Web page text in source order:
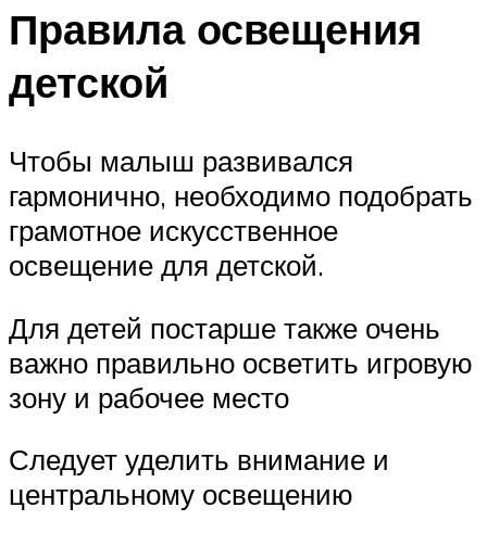
Правила освещения
детской
Чтобы малыш развивался
гармонично, необходимо подобрать
грамотное искусственное
освещение для детской.
Для детей постарше также очень
важно правильно осветить игровую
зону и рабочее место
Следует уделить внимание и
центральному освещению